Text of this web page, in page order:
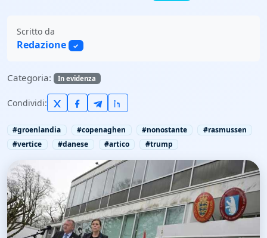
Scritto da
Redazione ✓
Categoria: In evidenza
Condividi:
#groenlandia #copenaghen #nonostante
#rasmussen
#vertice
#danese #artico #trump